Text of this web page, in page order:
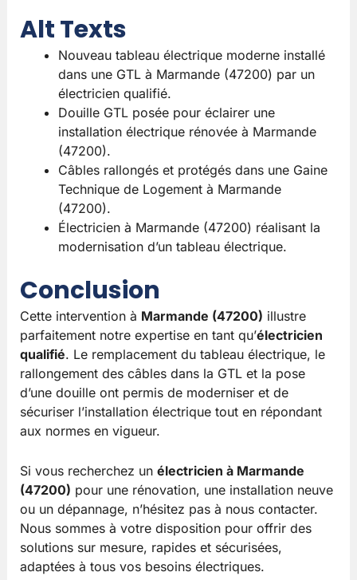
Alt Texts
Nouveau tableau électrique moderne installé
dans une GTL à Marmande (47200) par un
électricien qualifié.
Douille GTL posée pour éclairer une
installation électrique rénovée à Marmande
(47200).
Câbles rallongés et protégés dans une Gaine
Technique de Logement à Marmande
(47200).
Électricien à Marmande (47200) réalisant la
modernisation d’un tableau électrique.
Conclusion
Cette intervention à Marmande (47200) illustre
parfaitement notre expertise en tant qu’électricien
qualifié. Le remplacement du tableau électrique, le
rallongement des câbles dans la GTL et la pose
d’une douille ont permis de moderniser et de
sécuriser l’installation électrique tout en répondant
aux normes en vigueur.
Si vous recherchez un électricien à Marmande
(47200) pour une rénovation, une installation neuve
ou un dépannage, n’hésitez pas à nous contacter.
Nous sommes à votre disposition pour offrir des
solutions sur mesure, rapides et sécurisées,
adaptées à tous vos besoins électriques.